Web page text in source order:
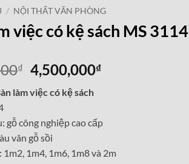
/ NỘI THẤT VĂN PHÒNG
việc có kệ sách MS 3114
₫ Giá
gốc
là:
4,500,000₫Giá
4,500,000₫.
làm việc có kệ sách
gỗ công nghiệp cao cấp
vân gỗ sồi
1m4, 1m6, 1m8 và 2m